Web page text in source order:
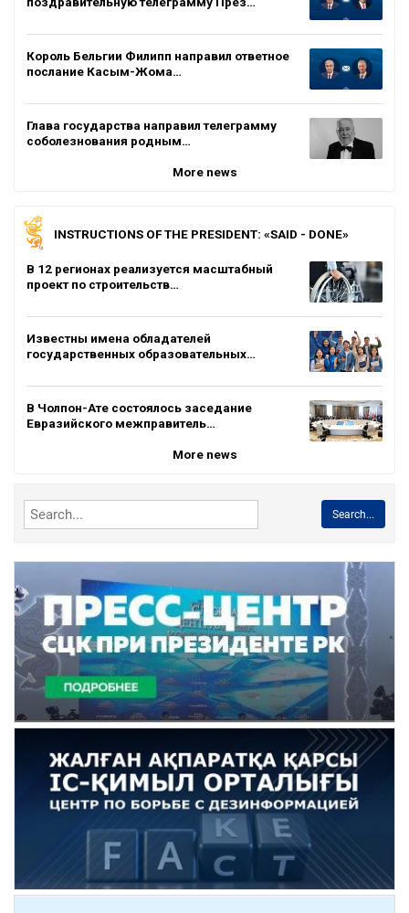
Король Бельгии Филипп направил ответное
послание Касым-Жома…
Глава государства направил телеграмму
соболезнования родным…
More news
INSTRUCTIONS OF THE PRESIDENT: «SAID - DONE»
В 12 регионах реализуется масштабный
проект по строительств…
Известны имена обладателей
государственных образовательных…
В Чолпон-Ате состоялось заседание
Евразийского межправитель…
More news
Search...